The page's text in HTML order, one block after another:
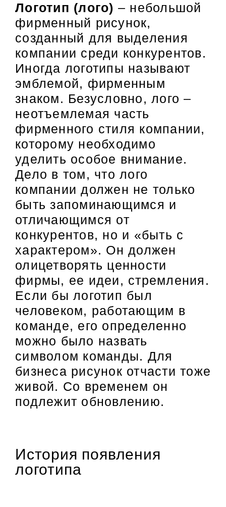
Логотип (лого) – небольшой
фирменный рисунок,
созданный для выделения
компании среди конкурентов.
Иногда логотипы называют
эмблемой, фирменным
знаком. Безусловно, лого –
неотъемлемая часть
фирменного стиля компании,
которому необходимо
уделить особое внимание.
Дело в том, что лого
компании должен не только
быть запоминающимся и
отличающимся от
конкурентов, но и «быть с
характером». Он должен
олицетворять ценности
фирмы, ее идеи, стремления.
Если бы логотип был
человеком, работающим в
команде, его определенно
можно было назвать
символом команды. Для
бизнеса рисунок отчасти тоже
живой. Со временем он
подлежит обновлению.
История появления
логотипа